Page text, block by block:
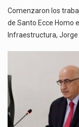
Comenzaron los
de Santo Ecce Homo
Infraestructura, Jorge